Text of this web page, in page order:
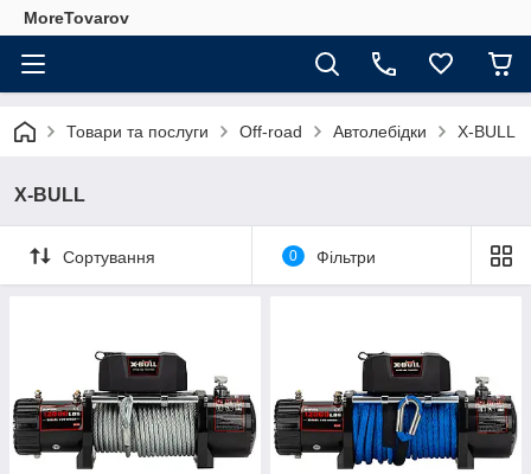
MoreTovarov
Товари та послуги Off-road Автолебідки X-BULL
X-BULL
Сортування 0 Фільтри